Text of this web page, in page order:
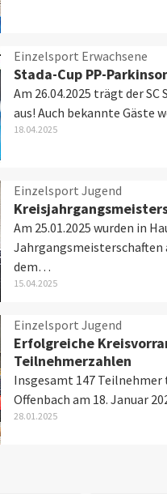
Einzelsport Erwachsene
Stada-Cup PP-
Am 26.04.2025 trägt der
aus! Auch bekannte Gäste
18.04.2025
Einzelsport Jugend
Am 25.01.2025 wurden in
Jahrgangsmeisterschaften
dem…
15.04.2025
Einzelsport Jugend
Erfolgreiche
Teilnehmerzahlen
Insgesamt 147 Teilnehmer
Offenbach am 18. Januar
28.01.2025